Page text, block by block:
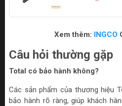
Xem thêm: INGCO
Câu hỏi thường gặp
Total có bảo hành không?
Các sản phẩm của thương hiệu
bảo hành rõ ràng, giúp khách